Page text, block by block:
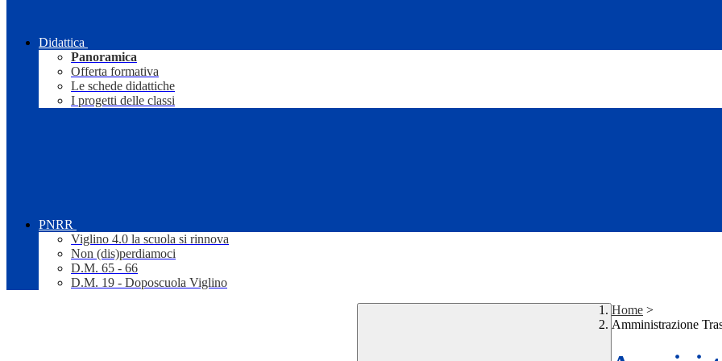
Didattica
Panoramica
Offerta formativa
Le schede didattiche
I progetti delle classi
PNRR
Viglino 4.0 la scuola si rinnova
Non (dis)perdiamoci
D.M. 65 - 66
D.M. 19 - Doposcuola Viglino
Home >
Amministrazione